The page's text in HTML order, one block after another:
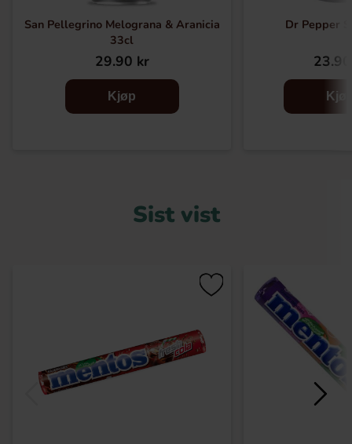
San Pellegrino Melograna & Aranicia
33cl
29.90 kr
Kjøp
Dr Pepper
Sist vist